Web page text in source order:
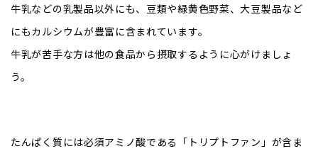
牛乳などの乳製品以外にも、豆類や緑黄色野菜、大豆製品など
にもカルシウムが豊富に含まれています。
牛乳が苦手な方は他の食品から摂取するように心がけましょ
う。
たんぱく質には必須アミノ酸である「トリプトファン」が含ま